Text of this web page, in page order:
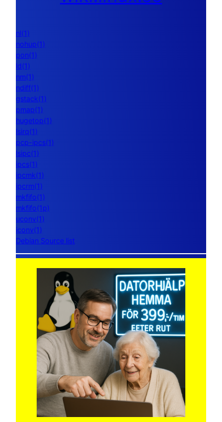
nl(1)
nohup(1)
pon(1)
ld(1)
nm(1)
ndiff(1)
gstack(1)
pmap(1)
hugetop(1)
lsirq(1)
pcp-ipcs(1)
lsipc(1)
ipcs(1)
ipcmk(1)
ipcrm(1)
mkfifo(1)
mkfifo(1p)
uconv(1)
iconv(1)
Debian Source list